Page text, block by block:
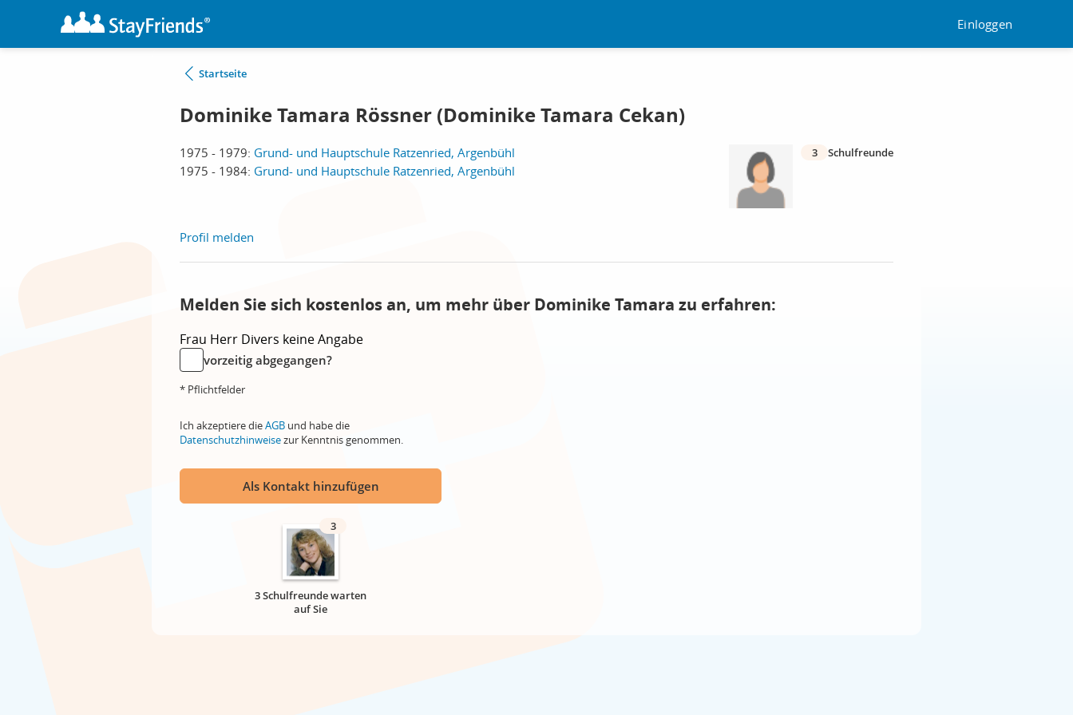
Einloggen
Startseite
Dominike Tamara Rössner (Dominike Tamara Cekan)
1975 - 1979: Grund- und Hauptschule Ratzenried, Argenbühl
1975 - 1984: Grund- und Hauptschule Ratzenried, Argenbühl
3 Schulfreunde
Profil melden
Melden Sie sich kostenlos an, um mehr über Dominike Tamara zu erfahren:
Frau Herr Divers keine Angabe
vorzeitig abgegangen?
* Pflichtfelder
Ich akzeptiere dieAGB und habe die
Datenschutzhinweisezur Kenntnis genommen.
Als Kontakt hinzufügen
3
3 Schulfreunde warten
auf Sie